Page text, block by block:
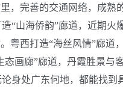
，完善的交通网络，成
“山海侨韵”廊道，近期
粤西打造“海丝风情”廊
画廊”廊道，丹霞胜景
身处广东何地，都能找到